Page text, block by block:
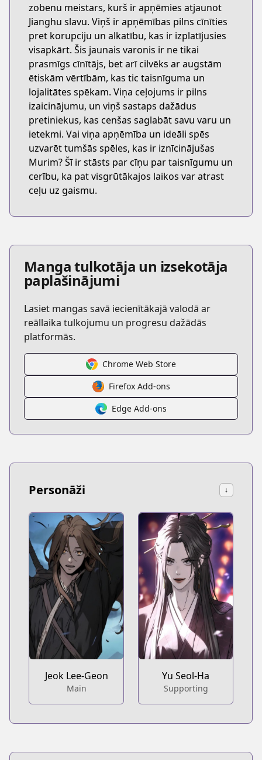
zobenu meistars, kurš ir apņēmies atjaunot
Jianghu slavu. Viņš ir apņēmības pilns cīnīties
pret korupciju un alkatību, kas ir izplatījusies
visapkārt. Šis jaunais varonis ir ne tikai
prasmīgs cīnītājs, bet arī cilvēks ar augstām
ētiskām vērtībām, kas tic taisnīguma un
lojalitātes spēkam. Viņa ceļojums ir pilns
izaicinājumu, un viņš sastaps dažādus
pretiniekus, kas cenšas saglabāt savu varu un
ietekmi. Vai viņa apņēmība un ideāli spēs
uzvarēt tumšās spēles, kas ir iznīcinājušas
Murim? Šī ir stāsts par cīņu par taisnīgumu un
cerību, ka pat visgrūtākajos laikos var atrast
ceļu uz gaismu.
Manga tulkotāja un izsekotāja
paplašinājumi
Lasiet mangas savā iecienītākajā valodā ar
reāllaika tulkojumu un progresu dažādās
platformās.
Chrome Web Store
Firefox Add-ons
Edge Add-ons
Personāži ↓
Jeok Lee-Geon
Main
Yu Seol-Ha
Supporting